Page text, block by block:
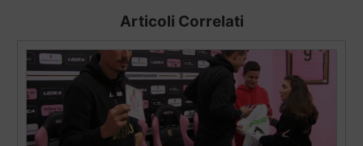
Articoli Correlati